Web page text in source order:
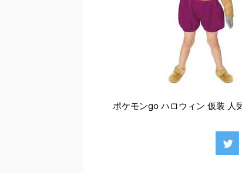
ポケモンgo ハロウィン 仮装 人